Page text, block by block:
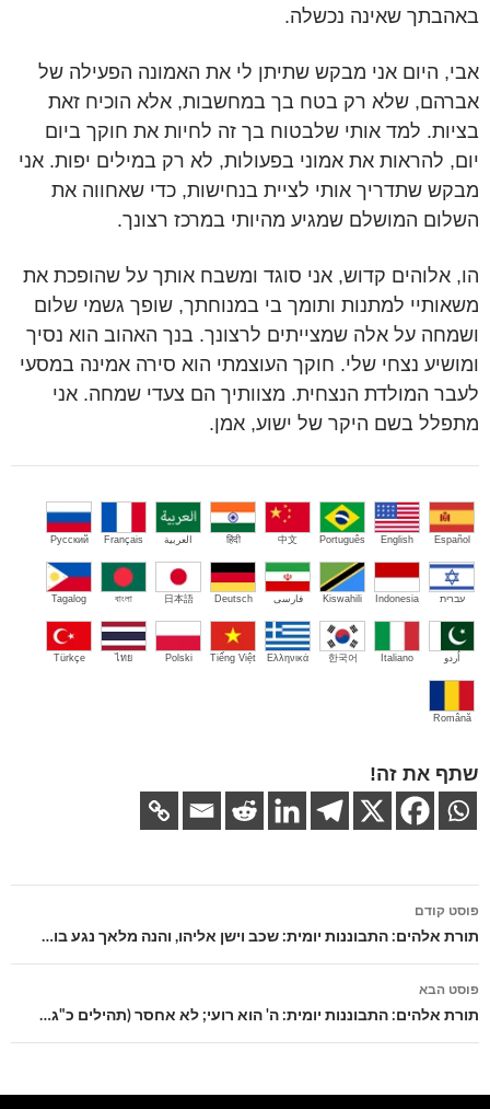
באהבתך שאינה נכשלה.
אבי, היום אני מבקש שתיתן לי את האמונה הפעילה של
אברהם, שלא רק בטח בך במחשבות, אלא הוכיח זאת
בציות. למד אותי שלבטוח בך זה לחיות את חוקך ביום
יום, להראות את אמוני בפעולות, לא רק במילים יפות. אני
מבקש שתדריך אותי לציית בנחישות, כדי שאחווה את
השלום המושלם שמגיע מהיותי במרכז רצונך.
הו, אלוהים קדוש, אני סוגד ומשבח אותך על שהופכת את
משאותיי למתנות ותומך בי במנוחתך, שופך גשמי שלום
ושמחה על אלה שמצייתים לרצונך. בנך האהוב הוא נסיך
ומושיע נצחי שלי. חוקך העוצמתי הוא סירה אמינה במסעי
לעבר המולדת הנצחית. מצוותיך הם צעדי שמחה. אני
מתפלל בשם היקר של ישוע, אמן.
Español
English
Português
中文
हिंदी العربية Français
Русский
עברית Indonesia
Kiswahili فارسی Deutsch
日本語
বাংলা
Tagalog
اُردو Italiano
한국어
Ελληνικά
Tiếng Việt
Polski
ไทย
Türkçe
Română
שתף את זה!
ניווט
בפוסטים
פוסט קודם
תורת אלהים: התבוננות יומית: שכב וישן אליהו, והנה מלאך נגע בו…
פוסט הבא
תורת אלהים: התבוננות יומית: ה' הוא רועי; לא אחסר (תהילים כ"ג…